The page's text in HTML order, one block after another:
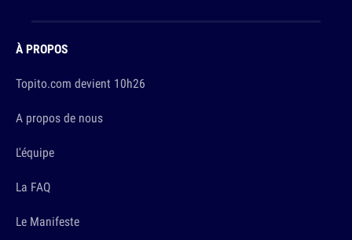
À PROPOS
Topito.com devient 10h26
A propos de nous
L'équipe
La FAQ
Le Manifeste